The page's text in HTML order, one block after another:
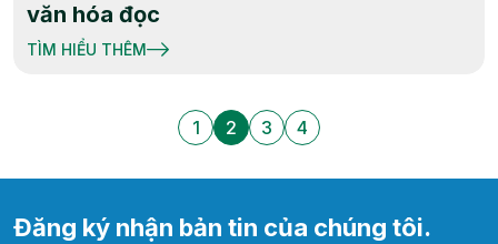
văn hóa đọc
TÌM HIỂU THÊM
1 2 3 4
Đăng ký nhận bản tin của chúng tôi.